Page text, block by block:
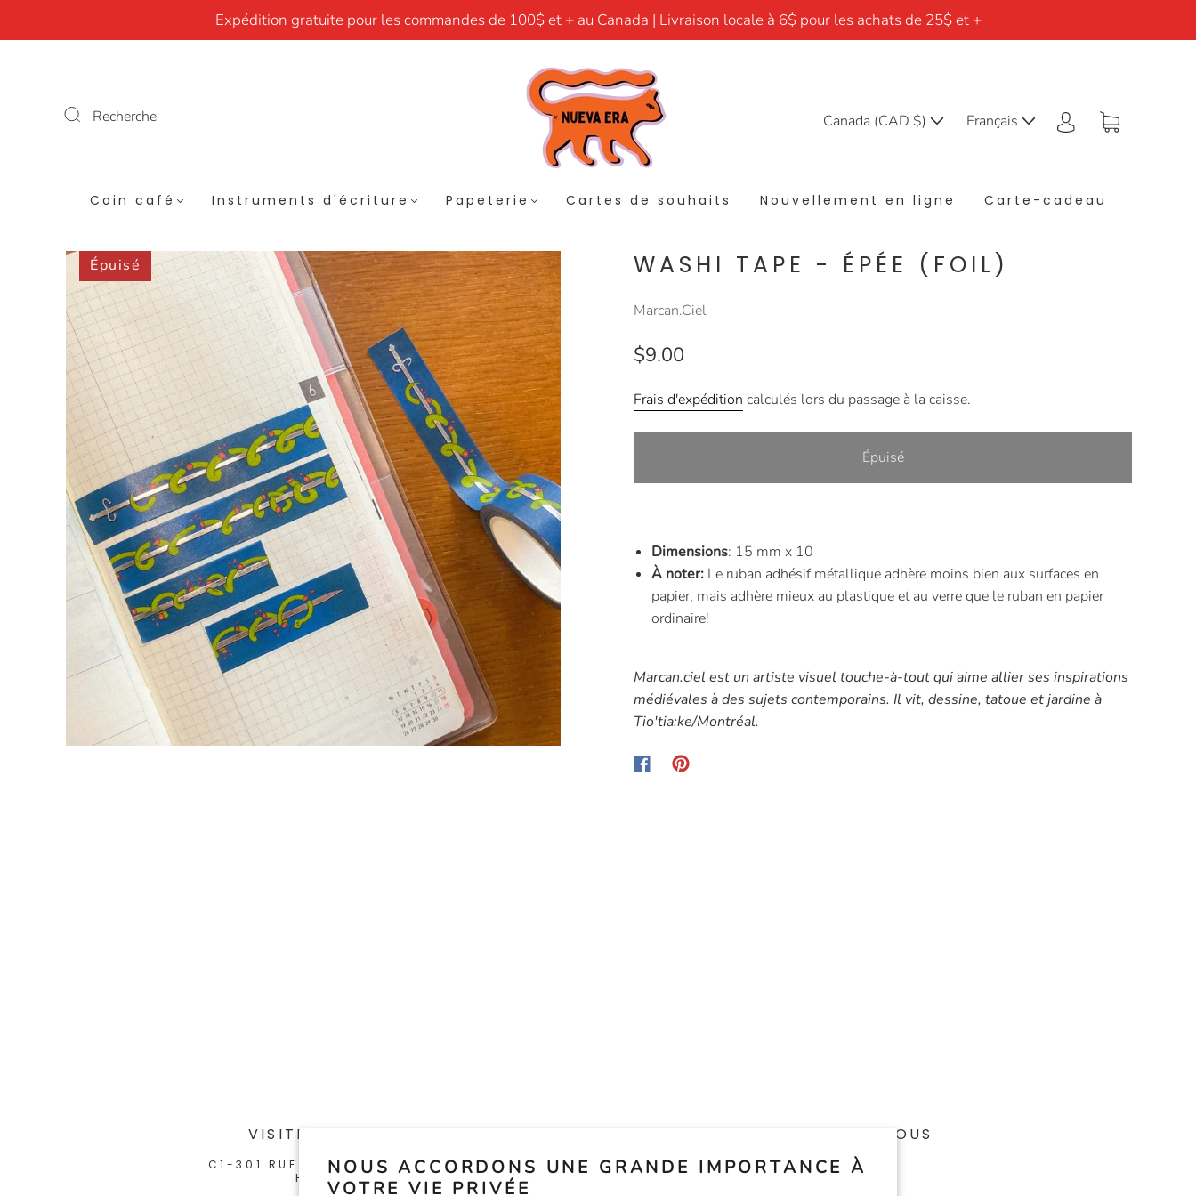
NOUS ACCORDONS UNE GRANDE IMPORTANCE À
VOTRE VIE PRIVÉE
Expédition gratuite pour les commandes de 100$ et + au Canada | Livraison locale à 6$ pour les achats de 25$ et +
Recherche Canada (CAD $) Français
Coin café Instruments d'écriture Papeterie Cartes de souhaits Nouvellement en ligne Carte-cadeau
Épuisé WASHI TAPE - ÉPÉE (FOIL)
Marcan.Ciel
$9.00
Frais d'expédition calculés lors du passage à la caisse.
Épuisé
Dimensions: 15 mm x 10
À noter: Le ruban adhésif métallique adhère moins bien aux surfaces en
papier, mais adhère mieux au plastique et au verre que le ruban en papier
ordinaire!
Marcan.ciel est un artiste visuel touche-à-tout qui aime allier ses inspirations
médiévales à des sujets contemporains. Il vit, dessine, tatoue et jardine à
Tio'tia:ke/Montréal.
VISITEZ-NOUS 📍
C1-301 RUE ÉMERY, MONTRÉAL
H2X 1J2
Échanges et remboursements
Expédition et ramassage à la boutique
SUIVEZ-NOUS